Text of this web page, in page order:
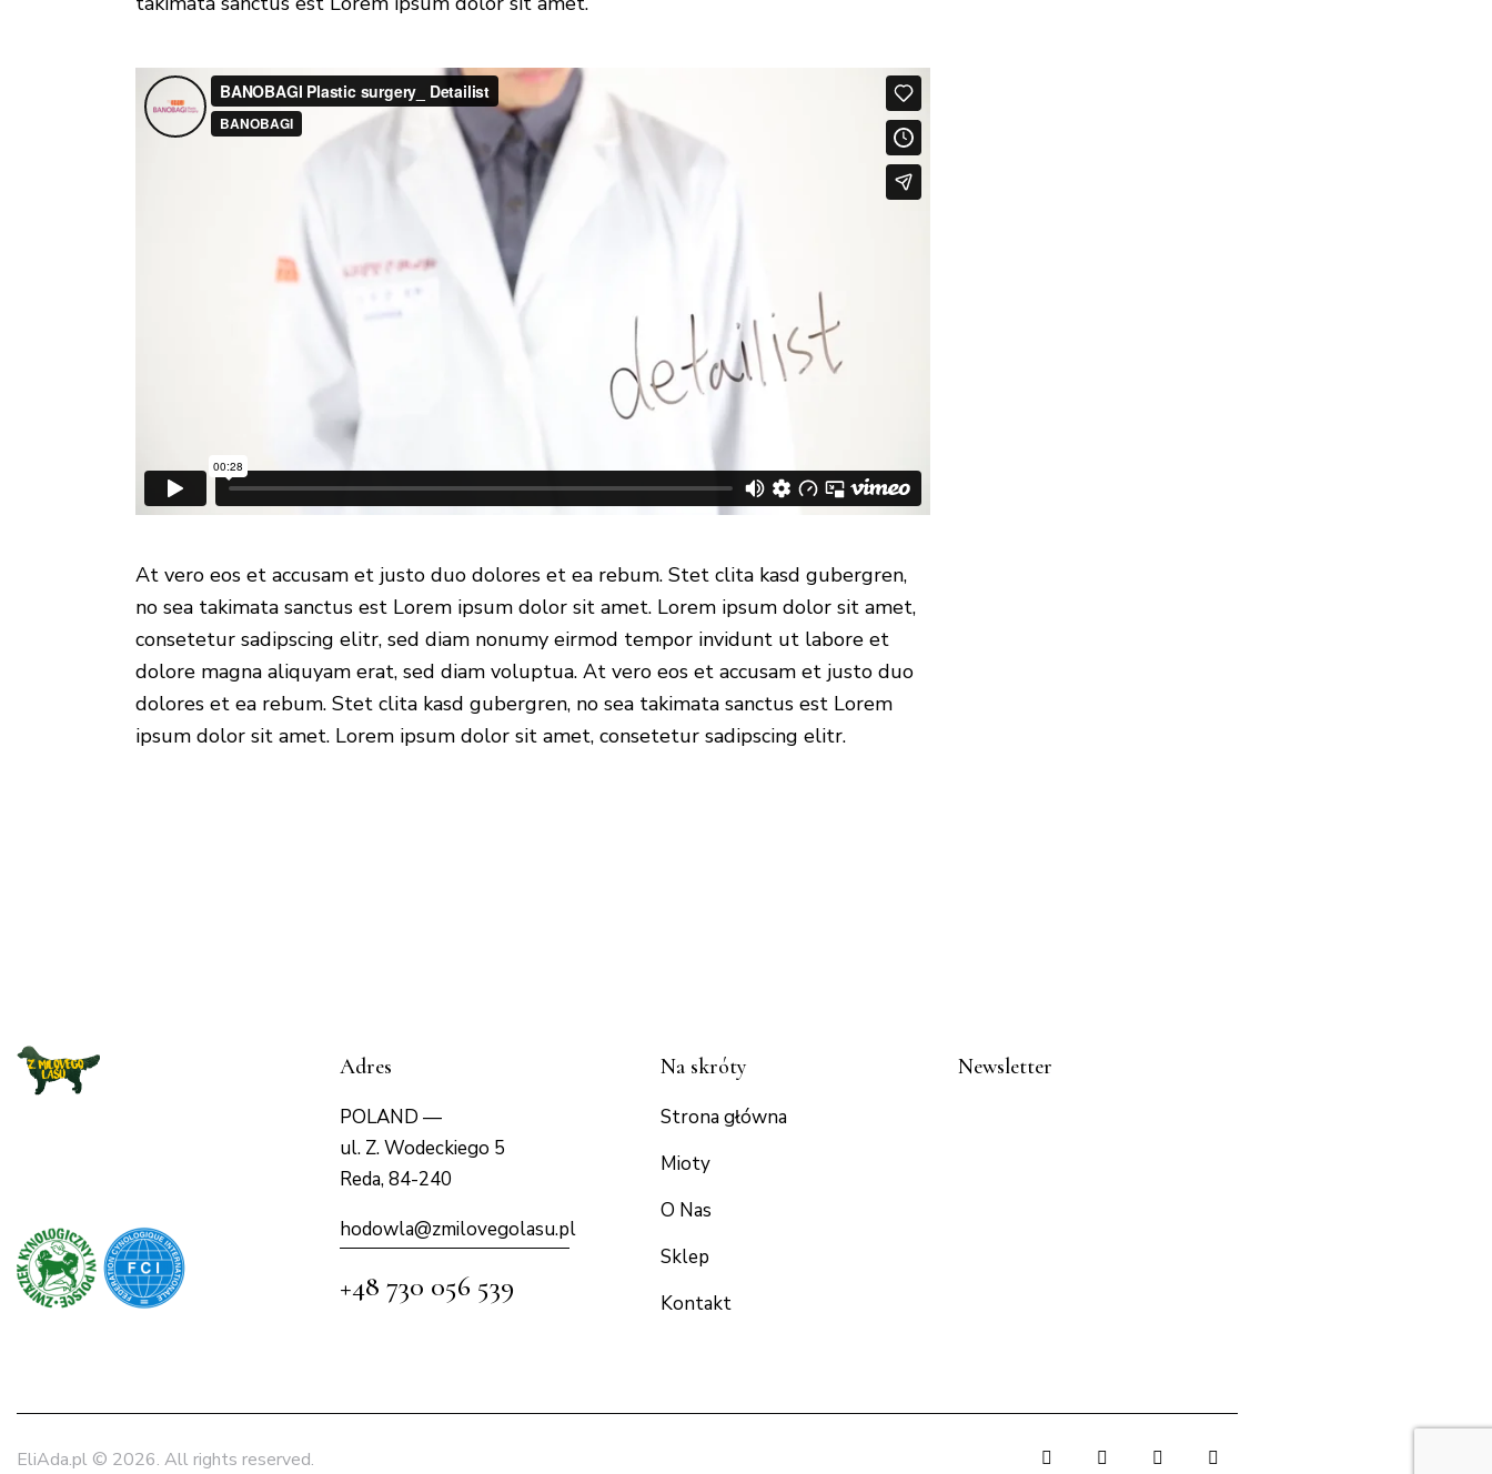
At vero eos et accusam et justo duo dolores et ea rebum. Stet clita kasd gubergren,
no sea takimata sanctus est Lorem ipsum dolor sit amet. Lorem ipsum dolor sit amet,
consetetur sadipscing elitr, sed diam nonumy eirmod tempor invidunt ut labore et
dolore magna aliquyam erat, sed diam voluptua. At vero eos et accusam et justo duo
dolores et ea rebum. Stet clita kasd gubergren, no sea takimata sanctus est Lorem
ipsum dolor sit amet. Lorem ipsum dolor sit amet, consetetur sadipscing elitr.
Adres
POLAND —
ul. Z. Wodeckiego 5
Reda, 84-240
hodowla@zmilovegolasu.pl
+48 730 056 539
Na skróty
Strona główna
Mioty
O Nas
Sklep
Kontakt
Newsletter
EliAda.pl © 2026. All rights reserved.